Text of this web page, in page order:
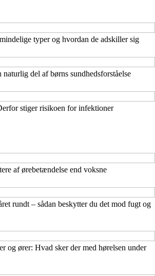
typer og hvordan de adskiller sig
del af børns sundhedsforståelse
stiger risikoen for infektioner
af ørebetændelse end voksne
rundt – sådan beskytter du det mod fugt og
og ører: Hvad sker der med hørelsen under